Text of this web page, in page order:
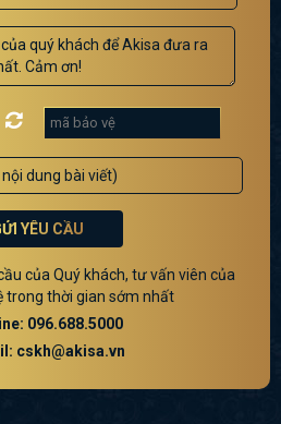
YÊU CẦU
của Quý khách, tư vấn viên của
trong thời gian sớm nhất
096.688.5000
cskh@akisa.vn